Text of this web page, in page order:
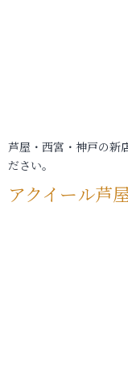
芦屋・西宮・神戸の新
ださい。
アクイール芦